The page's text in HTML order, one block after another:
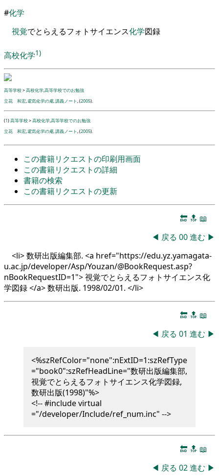
#化学
視覚でとらえるフォトサイエンス化学図録
高校化学1)
高等学校>高校化学,高等学校でのお勉強
立花 和宏,電気化学の庵,講義ノート, (2005).
(1)高等学校>高校化学,高等学校でのお勉強
立花 和宏,電気化学の庵,講義ノート, (2005).
この書籍リクエストの印刷用画面
この書籍リクエストの詳細
書籍の検索
この書籍リクエストの更新
🔚 🔝 📖
◀ 戻る 00進む ▶
<li> 数研出版編集部. <a href="https://edu.yz.yamagata-
u.ac.jp/developer/Asp/Youzan/@BookRequest.asp?
nBookRequestID=1"> 視覚でとらえるフォトサイエンス化
学図録 </a> 数研出版. 1998/02/01. </li>
🔚 🔝 📖
◀ 戻る 01 進む ▶
<%szRefColor="none":nExtID=1:szRefType
="book0":szRefHeadLine="数研出版編集部,
視覚でとらえるフォトサイエンス化学図録,
数研出版(1998)"%>
<!-- #include virtual
="/developer/Include/ref_num.inc" -->
🔚 🔝 📖
◀ 戻る 02進む ▶